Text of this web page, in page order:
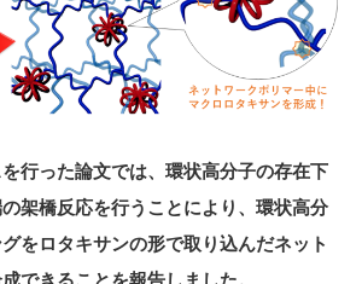
行った論文では、環状高分子の存在下
架橋反応を行うことにより、環状高分
をロタキサンの形で取り込んだネット
できることを報告しました。